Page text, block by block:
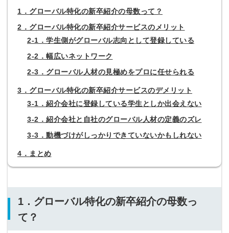
1．グローバル特化の新卒紹介の母数って？
2．グローバル特化の新卒紹介サービスのメリット
2‐1．学生側がグローバル志向として登録している
2‐2．幅広いネットワーク
2‐3．グローバル人材の見極めをプロに任せられる
3．グローバル特化の新卒紹介サービスのデメリット
3‐1．紹介会社に登録している学生としか出会えない
3‐2．紹介会社と自社のグローバル人材の定義のズレ
3‐3．動機づけがしっかりできていないかもしれない
4．まとめ
1．グローバル特化の新卒紹介の母数っ
て？